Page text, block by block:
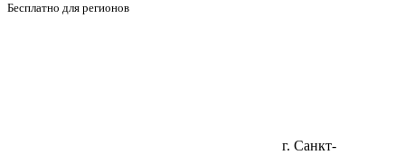
Бесплатно для регионов
г. Санкт-